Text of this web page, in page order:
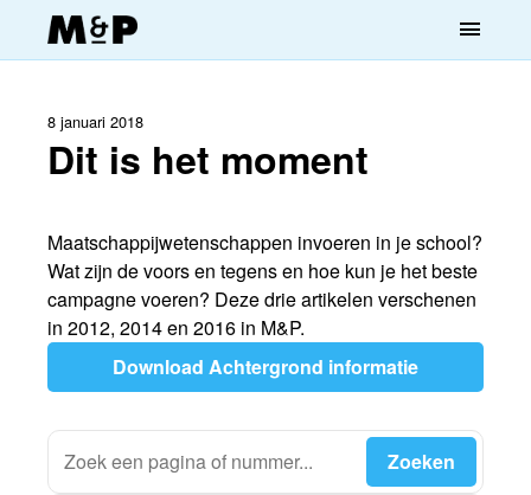
menu
8 januari 2018
Dit is het moment
Maatschappijwetenschappen invoeren in je school?
Wat zijn de voors en tegens en hoe kun je het beste
campagne voeren? Deze drie artikelen verschenen
in 2012, 2014 en 2016 in M&P.
Download Achtergrond informatie